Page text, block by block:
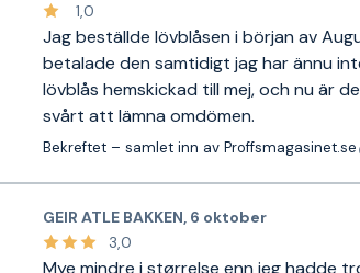
1,0
Jag beställde lövblåsen i början av
betalade den samtidigt jag har ännu
lövblås hemskickad till mej, och nu är
svårt att lämna omdömen.
Bekreftet – samlet inn av Proffsmagasinet.se
GEIR ATLE BAKKEN, 6 oktober
3,0
Mye mindre i størrelse enn jeg hadde